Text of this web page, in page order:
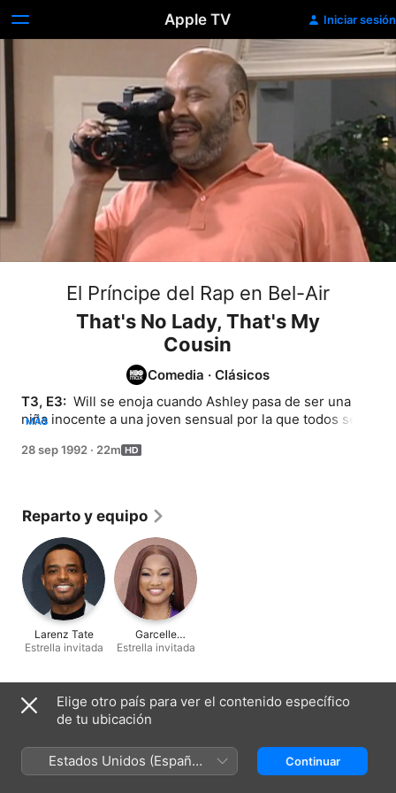
Apple TV Iniciar sesión
El Príncipe del Rap en Bel-Air
That's No Lady, That's My
Cousin
Comedia ·Clásicos
T3, E3: Will se enoja cuando Ashley pasa de ser una
niña inocente a una joven sensual por la que todos se
vivir. ¡Vivian revela que está embarazada!
MÁS
28 sep 1992 · 22m
Reparto y equipo
Larenz Tate
Estrella invitada
Garcelle
Beauvais
Estrella invitada
Lanzamiento
Duración
22 min
Elige otro país para ver el contenido específico
de tu ubicación
Estados Unidos (Español
México)
Continuar